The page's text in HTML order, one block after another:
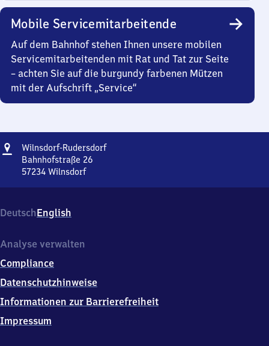
Mobile Servicemitarbeitende
Auf dem Bahnhof stehen Ihnen unsere mobilen
Servicemitarbeitenden mit Rat und Tat zur Seite
– achten Sie auf die burgundy farbenen Mützen
mit der Aufschrift „Service“
Adresse
Wilnsdorf-RudersdorfWilnsdorf-
Bahnhofstraße 26
57234 Wilnsdorf
Bahnhofstraße
26,
7
3
4
DeutschEnglish
Analyse verwalten
Compliance
Datenschutzhinweise
Informationen zur Barrierefreiheit
Impressum